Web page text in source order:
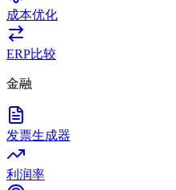
成本优化
ERP比较
金融
发票生成器
利润率